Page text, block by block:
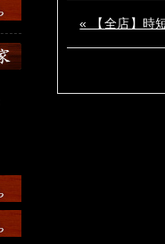
« 【全店】時